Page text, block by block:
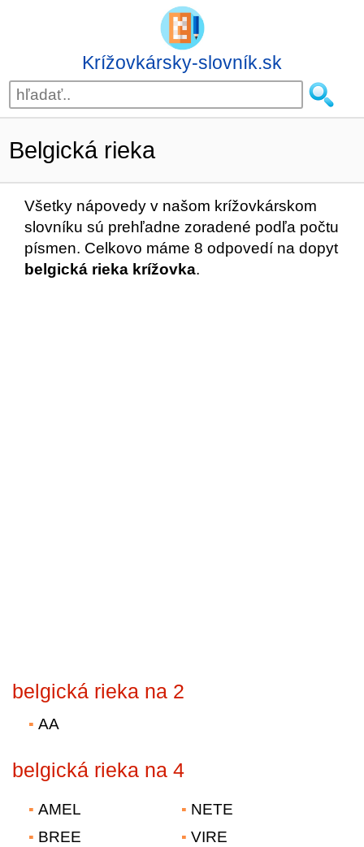
Krížovkársky-slovník.sk
Belgická rieka
Všetky nápovedy v našom krížovkárskom
slovníku sú prehľadne zoradené podľa počtu
písmen. Celkovo máme 8 odpovedí na dopyt
belgická rieka krížovka.
belgická rieka na 2
AA
belgická rieka na 4
AMEL
BREE
NETE
VIRE